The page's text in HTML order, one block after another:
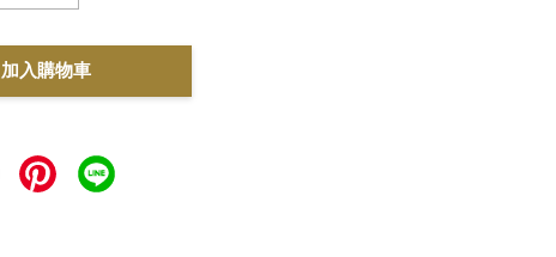
加入購物車